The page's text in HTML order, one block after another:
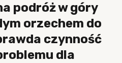
podróż w góry
orzechem do
czynność
dla